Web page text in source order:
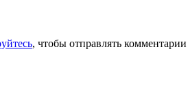
, чтобы отправлять комментарии